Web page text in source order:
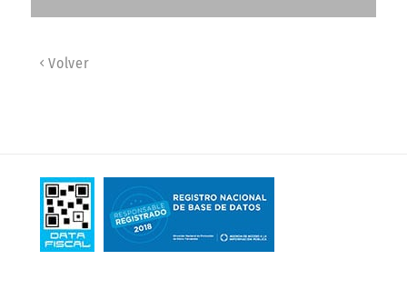
Volver